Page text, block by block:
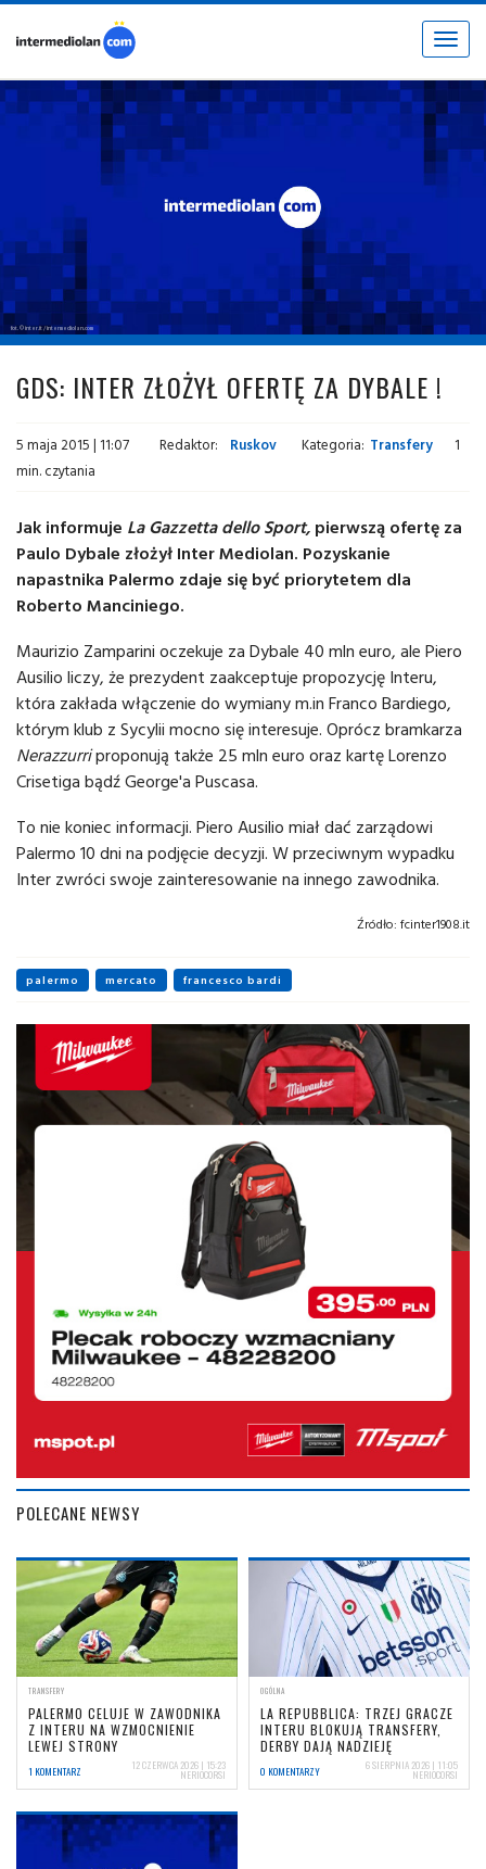
Toggle
fot. © inter.it / intermediolan.com
GDS: INTER ZŁOŻYŁ OFERTĘ ZA DYBALE !
5 maja 2015 | 11:07 Redaktor: Ruskov Kategoria: Transfery
1
min. czytania
Jak informuje La Gazzetta dello Sport, pierwszą ofertę za
Paulo Dybale złożył Inter Mediolan. Pozyskanie
napastnika Palermo zdaje się być priorytetem dla
Roberto Manciniego.
Maurizio Zamparini oczekuje za Dybale 40 mln euro, ale Piero
Ausilio liczy, że prezydent zaakceptuje propozycję Interu,
która zakłada włączenie do wymiany m.in Franco Bardiego,
którym klub z Sycylii mocno się interesuje. Oprócz bramkarza
Nerazzurriproponują także 25 mln euro oraz kartę Lorenzo
Crisetiga bądź George'a Puscasa.
To nie koniec informacji. Piero Ausilio miał dać zarządowi
Palermo 10 dni na podjęcie decyzji. W przeciwnym wypadku
Inter zwróci swoje zainteresowanie na innego zawodnika.
Źródło: fcinter1908.it
palermo mercato francesco bardi
POLECANE NEWSY
TRANSFERY
PALERMO CELUJE W ZAWODNIKA
Z INTERU NA WZMOCNIENIE
LEWEJ STRONY
1 KOMENTARZ 12 CZERWCA 2026 | 15:23
NERIOCORSI
OGÓLNA
LA REPUBBLICA: TRZEJ GRACZE
INTERU BLOKUJĄ TRANSFERY,
DERBY DAJĄ NADZIEJĘ
0 KOMENTARZY 6 SIERPNIA 2026 | 11:05
NERIOCORSI